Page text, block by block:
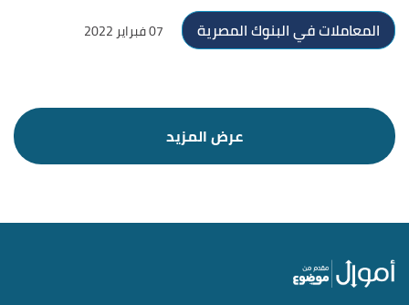
المعاملات في البنوك المصرية
07 فبراير 2022